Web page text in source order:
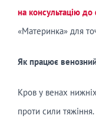
на консультацію
«Материнка» для
Як працює
Кров у венах
проти сили тяжіння.